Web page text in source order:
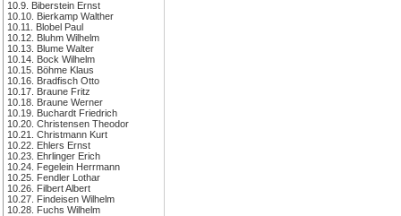
10.9. Biberstein Ernst
10.10. Bierkamp Walther
10.11. Blobel Paul
10.12. Bluhm Wilhelm
10.13. Blume Walter
10.14. Bock Wilhelm
10.15. Böhme Klaus
10.16. Bradfisch Otto
10.17. Braune Fritz
10.18. Braune Werner
10.19. Buchardt Friedrich
10.20. Christensen Theodor
10.21. Christmann Kurt
10.22. Ehlers Ernst
10.23. Ehrlinger Erich
10.24. Fegelein Herrmann
10.25. Fendler Lothar
10.26. Filbert Albert
10.27. Findeisen Wilhelm
10.28. Fuchs Wilhelm